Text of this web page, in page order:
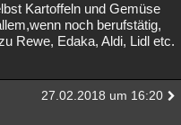
Kartoffeln und Gemüse
noch berufstätig,
Rewe, Edaka, Aldi, Lidl etc.
27.02.2018 um 16:20